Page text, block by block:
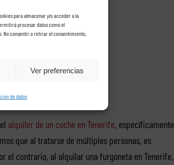
para almacenar y/o acceder a la
procesar datos como el
No consentir o retirar el consentimiento,
Ver preferencias
de datos
alquiler de un coche en Tenerife, específicamente
que al tratarse de múltiples personas, es
el contrario, al alquilar una furgoneta en Tenerife,